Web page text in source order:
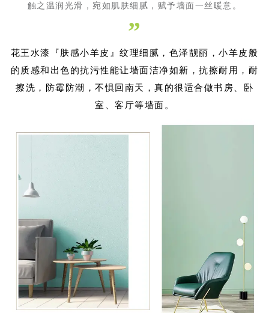
触之温润光滑，宛如肌肤细腻，赋予墙面一丝暖意。
”
花王水漆『肤感小羊皮』纹理细腻，色泽靓丽，小羊皮般
的质感和出色的抗污性能让墙面洁净如新，抗擦耐用，耐
擦洗，防霉防潮，不惧回南天，真的很适合做书房、卧
室、客厅等墙面。